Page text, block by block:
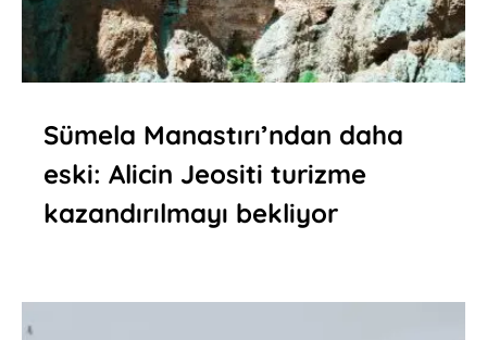
Sümela Manastırı’ndan daha
eski: Alicin Jeositi turizme
kazandırılmayı bekliyor